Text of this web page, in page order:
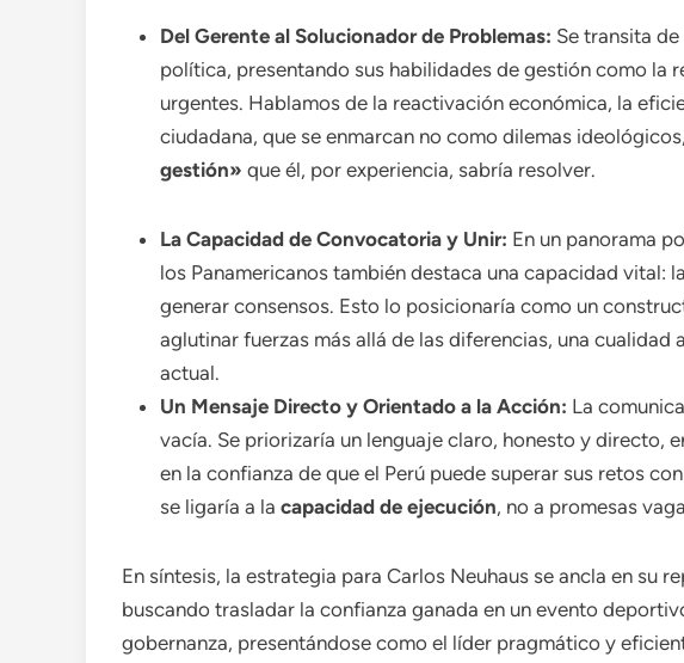
Del Gerente al Solucionador de Problemas: Se transita
política, presentando sus habilidades de gestión como la
urgentes. Hablamos de la reactivación económica, la
ciudadana, que se enmarcan no como dilemas
gestión» que él, por experiencia, sabría resolver.
La Capacidad de Convocatoria y Unir: En un panorama
los Panamericanos también destaca una capacidad vital:
generar consensos. Esto lo posicionaría como un
aglutinar fuerzas más allá de las diferencias, una cualidad
actual.
Un Mensaje Directo y Orientado a la Acción: La
vacía. Se priorizaría un lenguaje claro, honesto y directo,
en la confianza de que el Perú puede superar sus retos
se ligaría a la capacidad de ejecución, no a promesas
En síntesis, la estrategia para Carlos Neuhaus se ancla en su
buscando trasladar la confianza ganada en un evento
gobernanza, presentándose como el líder pragmático y